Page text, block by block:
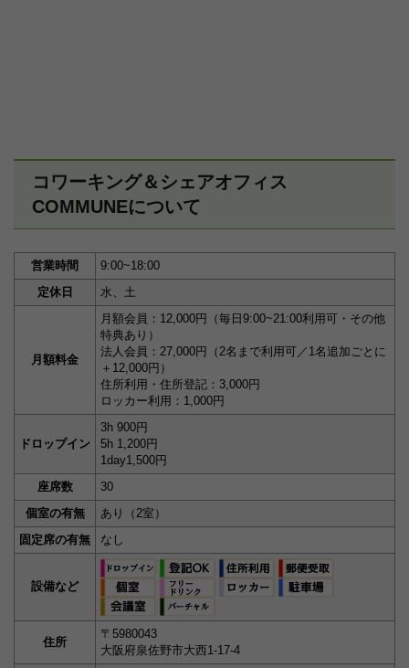
コワーキング＆シェアオフィス
COMMUNEについて
営業時間
9:00~18:00
定休日
水、土
月額料金
月額会員：12,000円（毎日9:00~21:00利用可・その他
特典あり）
法人会員：27,000円（2名まで利用可／1名追加ごとに
＋12,000円）
住所利用・住所登記：3,000円
ロッカー利用：1,000円
ドロップイン
3h 900円
5h 1,200円
1day1,500円
座席数
30
個室の有無
あり（2室）
固定席の有無
なし
設備など
住所
〒5980043
大阪府泉佐野市大西1-17-4